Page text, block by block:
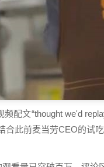
配文“thought we'd
此前麦当劳CEO的试